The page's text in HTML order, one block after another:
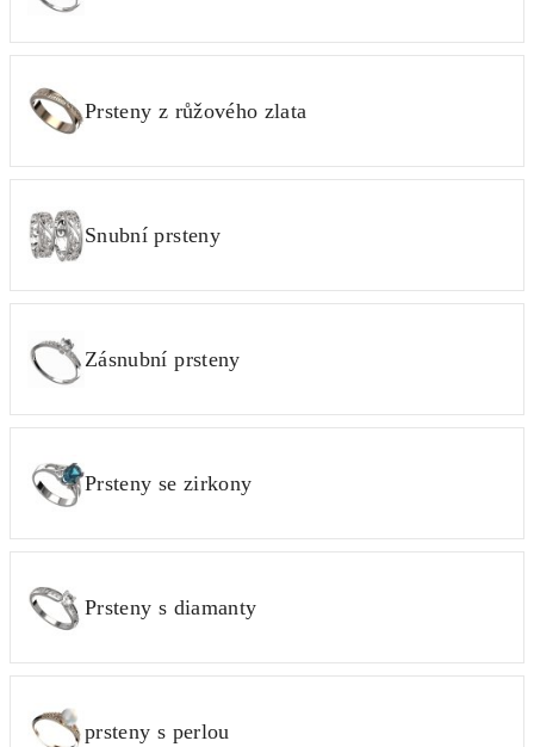
Prsteny z růžového zlata
Snubní prsteny
Zásnubní prsteny
Prsteny se zirkony
Prsteny s diamanty
prsteny s perlou